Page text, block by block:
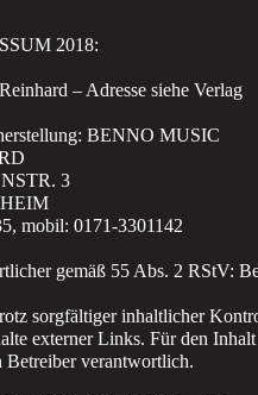
2018:
– Adresse siehe Verlag
BENNO MUSIC
3
mobil: 0171-3301142
gemäß 55 Abs. 2 RStV:
sorgfältiger inhaltlicher
externer Links. Für den
Betreiber verantwortlich.